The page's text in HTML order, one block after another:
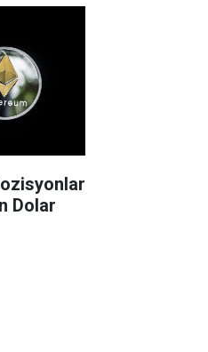
Dolar